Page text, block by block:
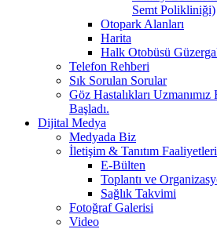
Semt Polikliniği)
Otopark Alanları
Harita
Halk Otobüsü
Telefon Rehberi
Sık Sorulan Sorular
Göz Hastalıkları
Başladı.
Dijital Medya
Medyada Biz
İletişim & Tanıtım Faaliyetleri
E-Bülten
Toplantı ve
Sağlık Takvimi
Fotoğraf Galerisi
Video